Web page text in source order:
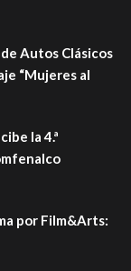
Autos Clásicos
“Mujeres al
la 4.ª
por Film&Arts: